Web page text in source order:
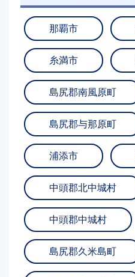
那覇市
糸満市
島尻郡南風原町
島尻郡与那原町
浦添市
中頭郡北中城村
中頭郡中城村
島尻郡久米島町